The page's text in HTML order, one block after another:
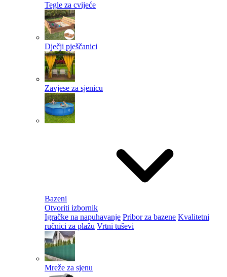
Tegle za cvijeće
Dječji pješčanici
Zavjese za sjenicu
Bazeni
Otvoriti izbornik
Igračke na napuhavanje Pribor za bazene Kvalitetni
ručnici za plažu Vrtni tuševi
Mreže za sjenu